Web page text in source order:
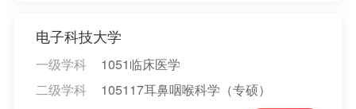
电子科技大学
一级学科
1051临床医学
二级学科
105117耳鼻咽喉科学（专硕）